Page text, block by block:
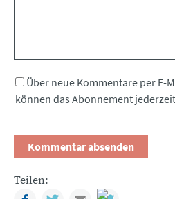
Über neue Kommentare per E-
können das Abonnement
Teilen: